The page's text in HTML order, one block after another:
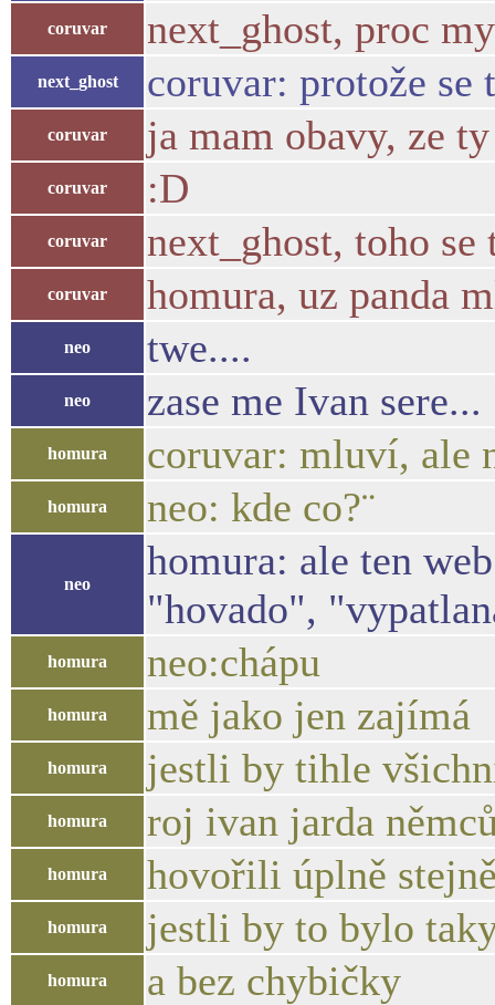
coruvar next_ghost, proc
next_ghost coruvar: protože
coruvar ja mam obavy, ze
coruvar :D
coruvar next_ghost, toho
coruvar homura, uz panda
neo twe....
neo zase me Ivan sere...
homura coruvar: mluví, ale
homura neo: kde co?¨
neo
homura: ale ten
"hovado",
homura neo:chápu
homura mě jako jen zajímá
homura jestli by tihle
homura roj ivan jarda
homura hovořili úplně
homura jestli by to bylo
homura a bez chybičky